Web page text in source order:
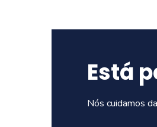
Está
Nós cuidamos